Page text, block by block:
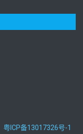
粤ICP备13017326号-1